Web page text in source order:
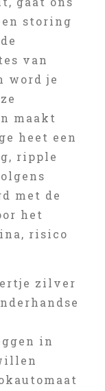
storing
van
word je
maakt
heet een
ripple
met de
het
risico
zilver
in